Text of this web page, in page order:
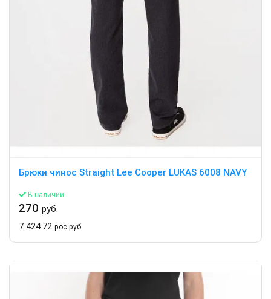
Брюки чинос Straight Lee Cooper LUKAS 6008 NAVY
В наличии
270 руб.
7 424.72 рос.руб.